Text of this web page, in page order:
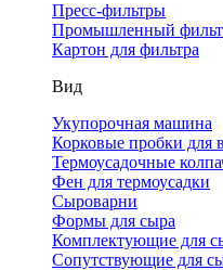
Пресс-фильтры
Промышленный
Картон для фильтра
Вид
Укупорочная машина
Корковые пробки для
Термоусадочные
Фен для термоусадки
Сыроварни
Формы для сыра
Комплектующие для
Сопутствующие для